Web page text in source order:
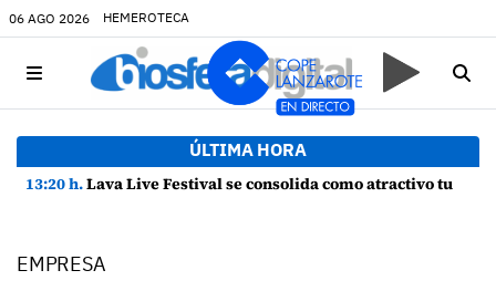
06 AGO 2026 HEMEROTECA
ÚLTIMA HORA
13:20 h.Lava Live Festival se consolida como atractivo turístico y agente dinamizador de la economía de Lanzarote
EMPRESA